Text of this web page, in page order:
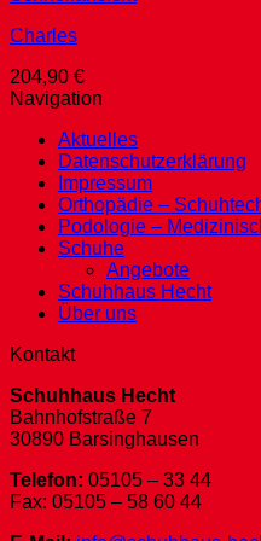
Charles
204,90 €
Navigation
Aktuelles
Datenschutzerklärung
Impressum
Orthopädie –
Podologie –
Schuhe
Angebote
Schuhhaus Hecht
Über uns
Kontakt
Schuhhaus Hecht
Bahnhofstraße 7
30890 Barsinghausen
Telefon: 05105 – 33 44
Fax: 05105 – 58 60 44